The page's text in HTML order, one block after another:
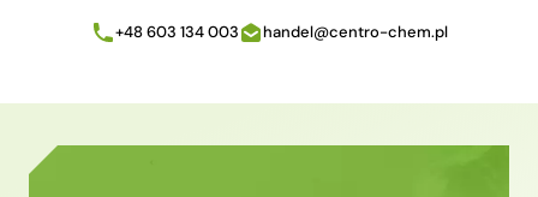
+48 603 134 003 handel@centro-chem.pl